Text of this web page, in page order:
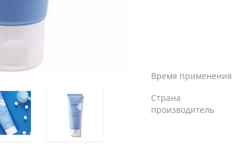
Время применения
Страна
производитель